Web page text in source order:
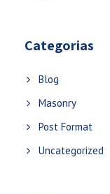
Categorias
Blog
Masonry
Post Format
Uncategorized